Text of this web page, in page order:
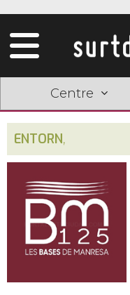
Centre
ENTORN,